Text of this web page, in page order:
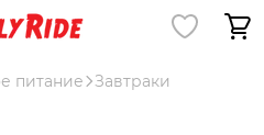
питание Завтраки